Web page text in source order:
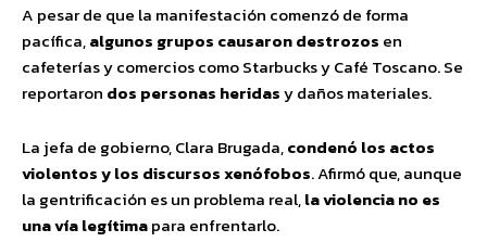
A pesar de que la manifestación comenzó de forma
pacífica,algunos grupos causaron destrozos en
cafeterías y comercios como Starbucks y Café Toscano. Se
reportaron dos personas heridasy daños materiales.
La jefa de gobierno, Clara Brugada,condenó los actos
violentos y los discursos xenófobos. Afirmó que, aunque
la gentrificación es un problema real,la violencia no es
una vía legítimapara enfrentarlo.